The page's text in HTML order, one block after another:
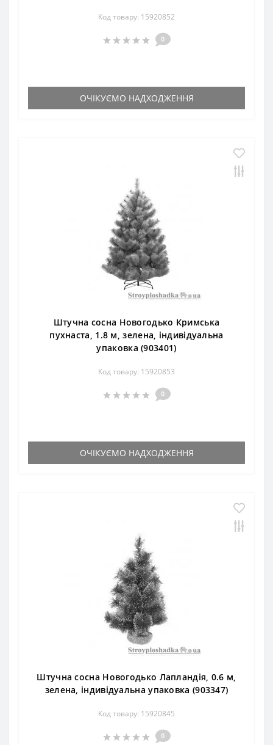
Код товару: 15920852
0
ОЧІКУЄМО НАДХОДЖЕННЯ
Штучна сосна Новогодько Кримська
пухнаста, 1.8 м, зелена, індивідуальна
упаковка (903401)
Код товару: 15920853
0
ОЧІКУЄМО НАДХОДЖЕННЯ
Штучна сосна Новогодько Лапландія, 0.6 м,
зелена, індивідуальна упаковка (903347)
Код товару: 15920845
0